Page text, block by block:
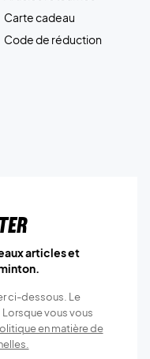
Carte cadeau
Code de réduction
articles et
ci-dessous. Le
vous vous
en matière de